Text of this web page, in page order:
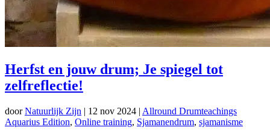
Herfst en jouw drum; Je spiegel tot
zelfreflectie!
doorNatuurlijk Zijn | 12 nov 2024 | Allround Drumteachings
Aquarius Edition, Online training, Sjamanendrum, sjamanisme